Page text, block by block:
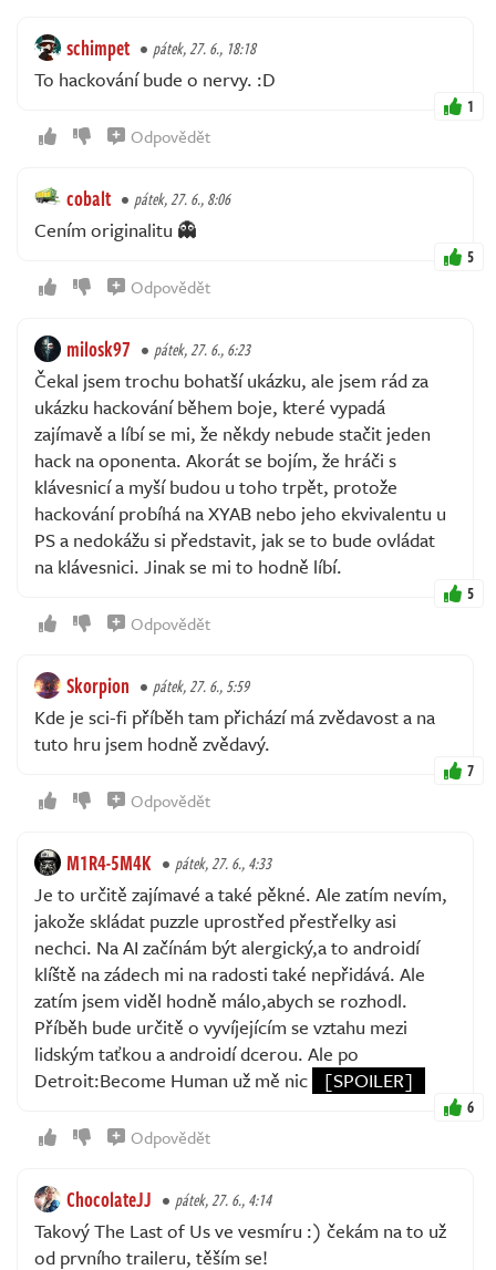
schimpet pátek, 27. 6., 18:18
To hackování bude o nervy. :D
1
Odpovědět
cobalt pátek, 27. 6., 8:06
Cením originalitu 👻
5
Odpovědět
milosk97 pátek, 27. 6., 6:23
Čekal jsem trochu bohatší ukázku, ale jsem rád za
ukázku hackování během boje, které vypadá
zajímavě a líbí se mi, že někdy nebude stačit jeden
hack na oponenta. Akorát se bojím, že hráči s
klávesnicí a myší budou u toho trpět, protože
hackování probíhá na XYAB nebo jeho ekvivalentu u
PS a nedokážu si představit, jak se to bude ovládat
na klávesnici. Jinak se mi to hodně líbí.
5
Odpovědět
Skorpion pátek, 27. 6., 5:59
Kde je sci-fi příběh tam přichází má zvědavost a na
tuto hru jsem hodně zvědavý.
7
Odpovědět
M1R4-5M4K pátek, 27. 6., 4:33
Je to určitě zajímavé a také pěkné. Ale zatím nevím,
jakože skládat puzzle uprostřed přestřelky asi
nechci. Na AI začínám být alergický,a to androidí
klíště na zádech mi na radosti také nepřidává. Ale
zatím jsem viděl hodně málo,abych se rozhodl.
Příběh bude určitě o vyvíjejícím se vztahu mezi
lidským taťkou a androidí dcerou. Ale po
Detroit:Become Human už mě nic
[SPOILER]
6
Odpovědět
ChocolateJJ pátek, 27. 6., 4:14
Takový The Last of Us ve vesmíru :) čekám na to už
od prvního traileru, těším se!